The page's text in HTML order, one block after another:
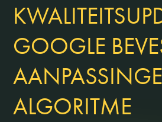
GOOGLE
ALGORITME